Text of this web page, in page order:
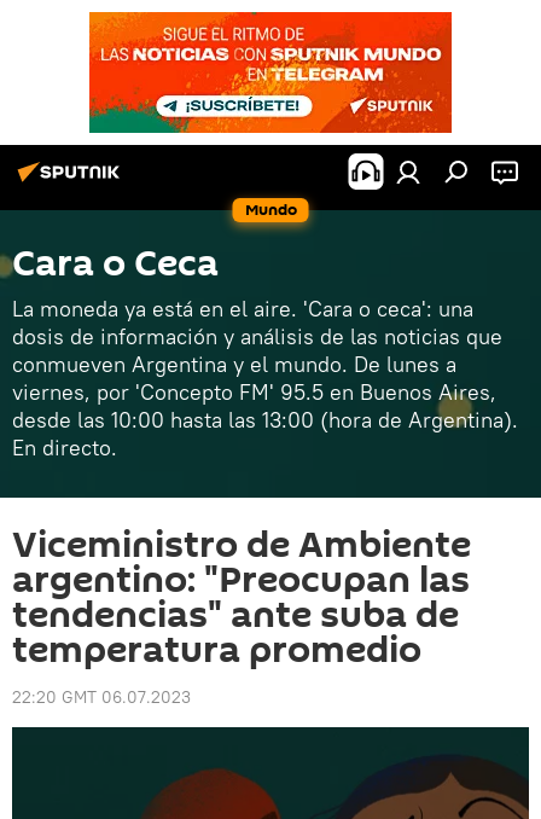
Mundo
Cara o Ceca
La moneda ya está en el aire. 'Cara o ceca': una
dosis de información y análisis de las noticias que
conmueven Argentina y el mundo. De lunes a
viernes, por 'Concepto FM' 95.5 en Buenos Aires,
desde las 10:00 hasta las 13:00 (hora de Argentina).
En directo.
Viceministro de Ambiente
argentino: "Preocupan las
tendencias" ante suba de
temperatura promedio
22:20 GMT 06.07.2023